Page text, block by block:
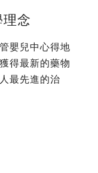
念
嬰兒中心得地
得最新的藥物
最先進的治